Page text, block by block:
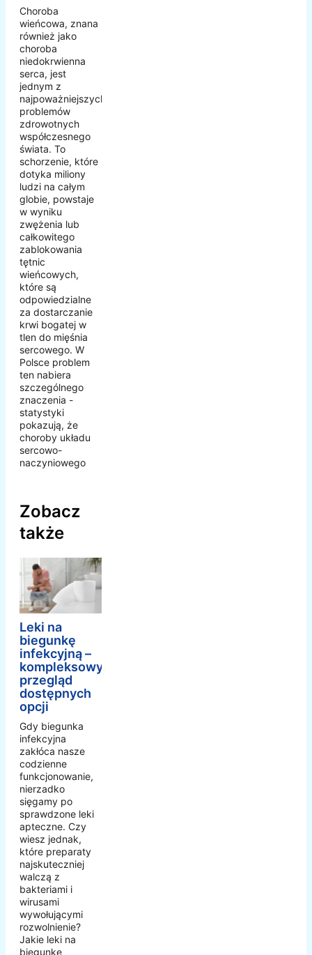
Choroba
wieńcowa, znana
również jako
choroba
niedokrwienna
serca, jest
jednym z
najpoważniejszych
problemów
zdrowotnych
współczesnego
świata. To
schorzenie, które
dotyka miliony
ludzi na całym
globie, powstaje
w wyniku
zwężenia lub
całkowitego
zablokowania
tętnic
wieńcowych,
które są
odpowiedzialne
za dostarczanie
krwi bogatej w
tlen do mięśnia
sercowego. W
Polsce problem
ten nabiera
szczególnego
znaczenia -
statystyki
pokazują, że
choroby układu
sercowo-
naczyniowego
Zobacz
także
Leki na
biegunkę
infekcyjną –
kompleksowy
przegląd
dostępnych
opcji
Gdy biegunka
infekcyjna
zakłóca nasze
codzienne
funkcjonowanie,
nierzadko
sięgamy po
sprawdzone leki
apteczne. Czy
wiesz jednak,
które preparaty
najskuteczniej
walczą z
bakteriami i
wirusami
wywołującymi
rozwolnienie?
Jakie leki na
biegunkę